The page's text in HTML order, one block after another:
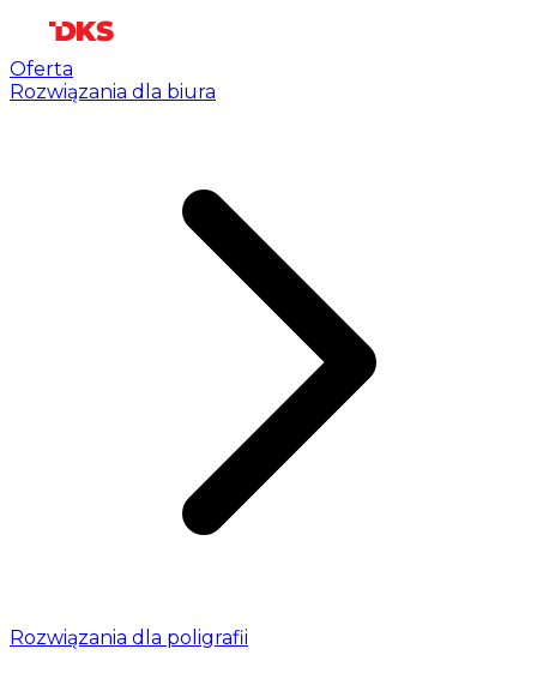
Oferta
Rozwiązania dla biura
Rozwiązania dla poligrafii